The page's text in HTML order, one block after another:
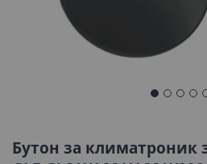
началото
на
Бутон за климатроник